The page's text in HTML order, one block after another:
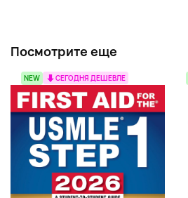
Посмотрите еще
NEW СЕГОДНЯ ДЕШЕВЛЕ